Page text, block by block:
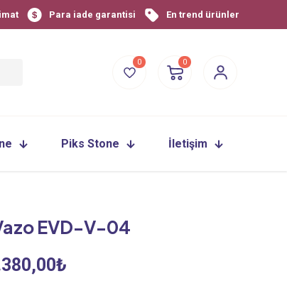
Para iade garantisi En trend ürünler
0 0
Piks Stone İletişim
EVD-V-04
₺